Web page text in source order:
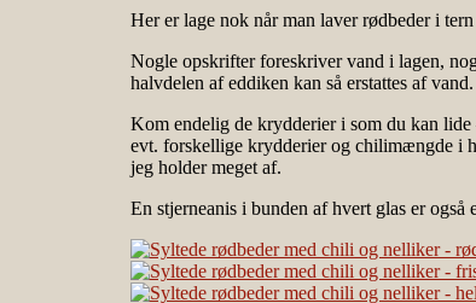
Her er lage nok når man laver rødbeder i
Nogle opskrifter foreskriver vand i lagen,
halvdelen af eddiken kan så erstattes af vand.
Kom endelig de krydderier i som du kan
evt. forskellige krydderier og chilimængde i
jeg holder meget af.
En stjerneanis i bunden af hvert glas er